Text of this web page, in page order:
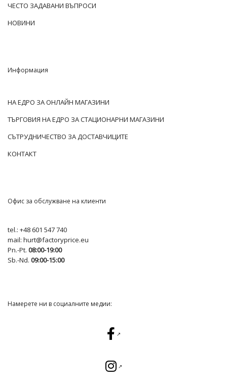
ЧЕСТО ЗАДАВАНИ ВЪПРОСИ
НОВИНИ
Информация
НА ЕДРО ЗА ОНЛАЙН МАГАЗИНИ
ТЪРГОВИЯ НА ЕДРО ЗА СТАЦИОНАРНИ МАГАЗИНИ
СЪТРУДНИЧЕСТВО ЗА ДОСТАВЧИЦИТЕ
КОНТАКТ
Офис за обслужване на клиенти
tel.: +48 601 547 740
mail: hurt@factoryprice.eu
Pn.-Pt. 08:00-19:00
Sb.-Nd. 09:00-15:00
Намерете ни в социалните медии: